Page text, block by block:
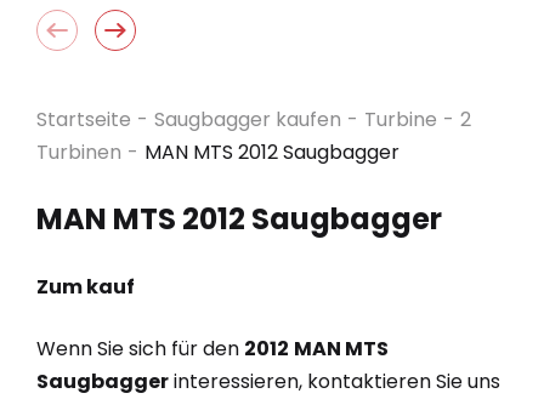
Startseite - Saugbagger kaufen - Turbine - 2
Turbinen - MAN MTS 2012 Saugbagger
MAN MTS 2012 Saugbagger
Zum kauf
Wenn Sie sich für den 2012 MAN MTS
Saugbaggerinteressieren, kontaktieren Sie uns